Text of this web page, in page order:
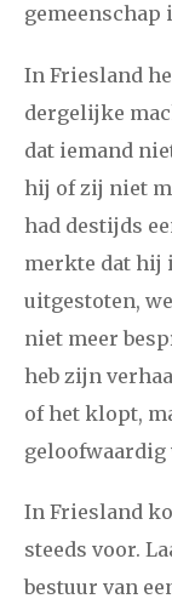
2007
januari
augustus
december
april mei
november
gemeenschap
In Friesland
dergelijke
dat iemand
hij of zij niet
had destijds
merkte dat hij
uitgestoten,
niet meer
heb zijn
of het klopt,
geloofwaardig
In Friesland
steeds voor.
bestuur van